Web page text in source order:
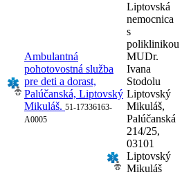
Ambulantná
pohotovostná služba
pre deti a dorast,
Palúčanská, Liptovský
Mikuláš. 51-17336163-
A0005
Liptovská
nemocnica
s
poliklinikou
MUDr.
Ivana
Stodolu
Liptovský
Mikuláš,
Palúčanská
214/25,
03101
Liptovský
Mikuláš